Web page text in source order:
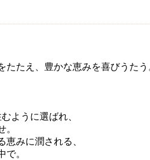
たたえ、豊かな恵みを喜びうたう
ように選ばれ、
。
恵みに潤される、
で。